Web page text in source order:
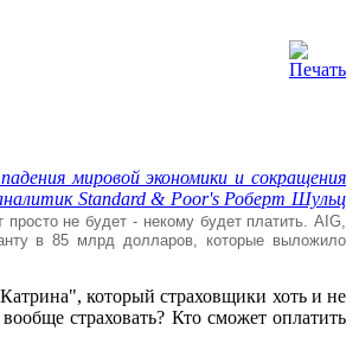
мировой экономики и сокращения
Standard & Poor's Роберт Шульц
просто не будет - некому будет платить. AIG,
в 85 млрд долларов, которые выложило
который страховщики хоть и не
страховать? Кто сможет оплатить